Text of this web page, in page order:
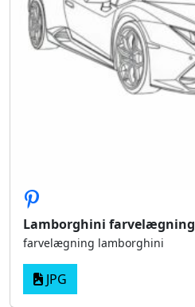
Lamborghini farvelægning
farvelægning lamborghini
JPG